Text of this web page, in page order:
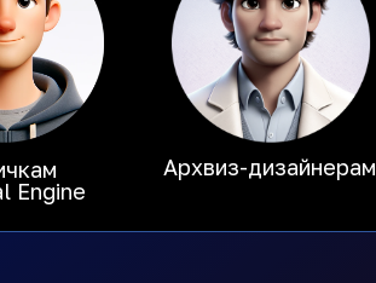
Engine
Архвиз-дизайнерам